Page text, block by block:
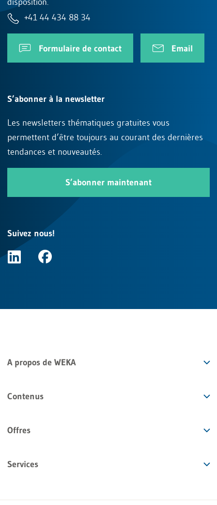
+41 44 434 88 34
Formulaire de contact Email
S’abonner à la newsletter
Les newsletters thématiques gratuites vous
permettent d’être toujours au courant des dernières
tendances et nouveautés.
S’abonner maintenant
Suivez nous!
A propos de WEKA
Contenus
Offres
Services